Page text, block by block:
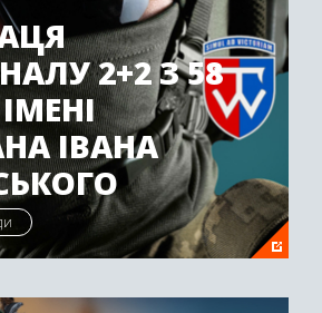
2+2 З 58
ІВАНА